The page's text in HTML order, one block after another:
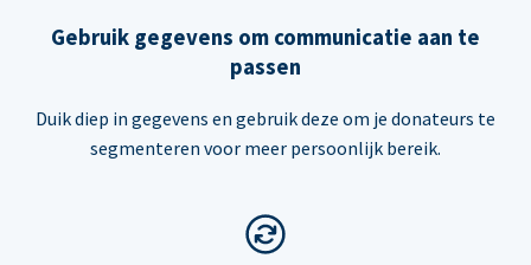
Gebruik gegevens om communicatie aan te
passen
Duik diep in gegevens en gebruik deze om je donateurs te
segmenteren voor meer persoonlijk bereik.